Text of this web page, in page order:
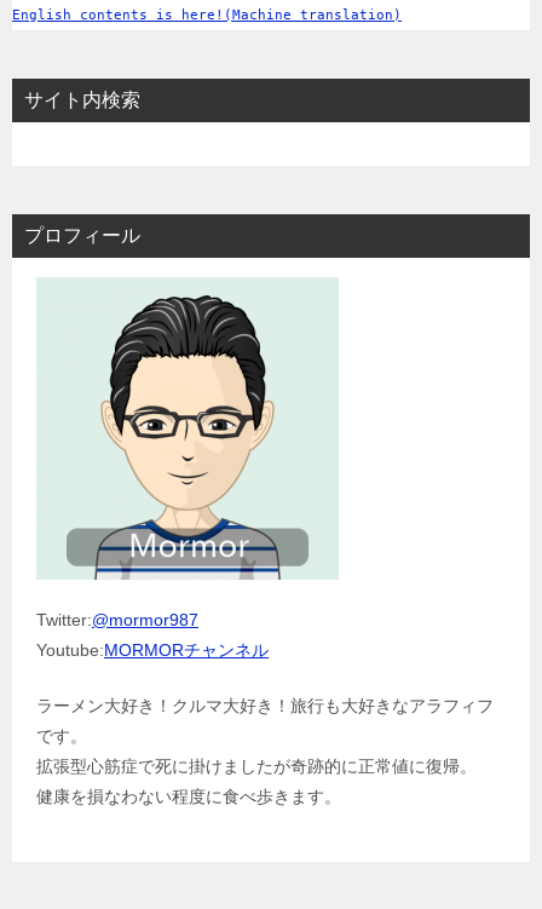
English contents is here!(Machine translation)
サイト内検索
プロフィール
Twitter:@mormor987
Youtube:MORMORチャンネル
ラーメン大好き！クルマ大好き！旅行も大好きなアラフィフ
です。
拡張型心筋症で死に掛けましたが奇跡的に正常値に復帰。
健康を損なわない程度に食べ歩きます。